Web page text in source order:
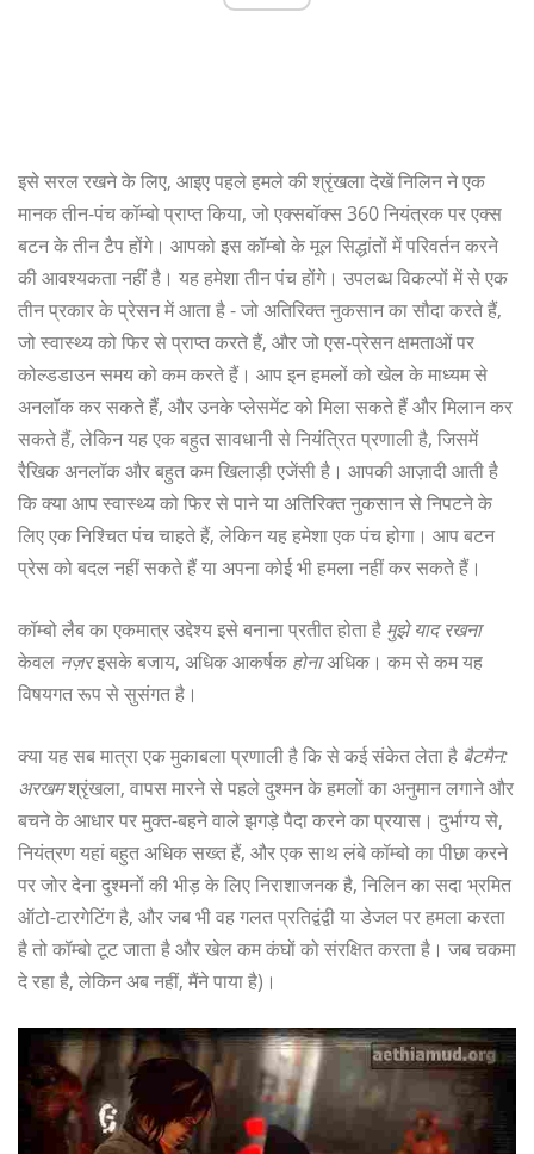
इसे सरल रखने के लिए, आइए पहले हमले की श्रृंखला देखें निलिन ने एक
मानक तीन-पंच कॉम्बो प्राप्त किया, जो एक्सबॉक्स 360 नियंत्रक पर एक्स
बटन के तीन टैप होंगे। आपको इस कॉम्बो के मूल सिद्धांतों में परिवर्तन करने
की आवश्यकता नहीं है। यह हमेशा तीन पंच होंगे। उपलब्ध विकल्पों में से एक
तीन प्रकार के प्रेसन में आता है - जो अतिरिक्त नुकसान का सौदा करते हैं,
जो स्वास्थ्य को फिर से प्राप्त करते हैं, और जो एस-प्रेसन क्षमताओं पर
कोल्डडाउन समय को कम करते हैं। आप इन हमलों को खेल के माध्यम से
अनलॉक कर सकते हैं, और उनके प्लेसमेंट को मिला सकते हैं और मिलान कर
सकते हैं, लेकिन यह एक बहुत सावधानी से नियंत्रित प्रणाली है, जिसमें
रैखिक अनलॉक और बहुत कम खिलाड़ी एजेंसी है। आपकी आज़ादी आती है
कि क्या आप स्वास्थ्य को फिर से पाने या अतिरिक्त नुकसान से निपटने के
लिए एक निश्चित पंच चाहते हैं, लेकिन यह हमेशा एक पंच होगा। आप बटन
प्रेस को बदल नहीं सकते हैं या अपना कोई भी हमला नहीं कर सकते हैं।
कॉम्बो लैब का एकमात्र उद्देश्य इसे बनाना प्रतीत होता है मुझे याद रखना
केवल नज़रइसके बजाय, अधिक आकर्षक होनाअधिक। कम से कम यह
विषयगत रूप से सुसंगत है।
क्या यह सब मात्रा एक मुकाबला प्रणाली है कि से कई संकेत लेता है बैटमैन:
अरखमश्रृंखला, वापस मारने से पहले दुश्मन के हमलों का अनुमान लगाने और
बचने के आधार पर मुक्त-बहने वाले झगड़े पैदा करने का प्रयास। दुर्भाग्य से,
नियंत्रण यहां बहुत अधिक सख्त हैं, और एक साथ लंबे कॉम्बो का पीछा करने
पर जोर देना दुश्मनों की भीड़ के लिए निराशाजनक है, निलिन का सदा भ्रमित
ऑटो-टारगेटिंग है, और जब भी वह गलत प्रतिद्वंद्वी या डेजल पर हमला करता
है तो कॉम्बो टूट जाता है और खेल कम कंघों को संरक्षित करता है। जब चकमा
दे रहा है, लेकिन अब नहीं, मैंने पाया है)।